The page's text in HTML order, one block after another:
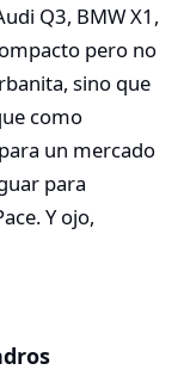
Q3, BMW X1,
pero no
sino que
como
un mercado
para
Y ojo,